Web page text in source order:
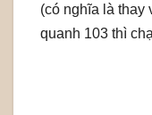
(có nghĩa là thay
quanh 103 thì